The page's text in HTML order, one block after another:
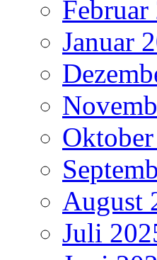
Februar
Januar
August
Juli